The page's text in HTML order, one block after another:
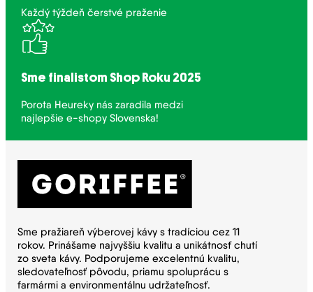
Každý týždeň čerstvé praženie
Sme finalistom Shop Roku 2025
Porota Heureky nás zaradila medzi
najlepšie e-shopy Slovenska!
Sme pražiareň výberovej kávy s tradíciou cez 11
rokov. Prinášame najvyššiu kvalitu a unikátnosť chutí
zo sveta kávy. Podporujeme excelentnú kvalitu,
sledovateľnosť pôvodu, priamu spoluprácu s
farmármi a environmentálnu udržateľnosť.